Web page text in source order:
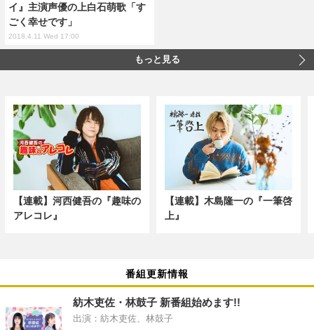
イ』主演声優の上白石萌歌「す
ごく幸せです」
2018.4.11 Wed 17:00
もっと見る
【連載】河西健吾の『趣味の
アレコレ』
【連載】木島隆一の『一筆啓
上』
番組更新情報
紡木吏佐・林鼓子 新番組始めます!!
出演：紡木吏佐、林鼓子